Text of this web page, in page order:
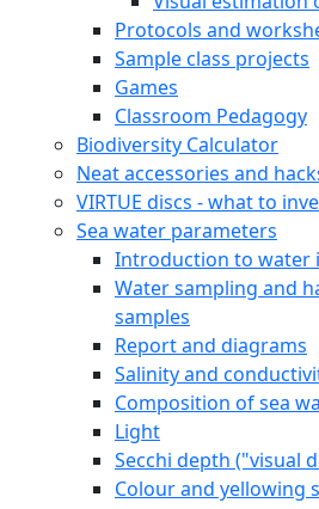
Protocols and
Sample class projects
Games
Classroom Pedagogy
Biodiversity Calculator
Neat accessories and
VIRTUE discs - what to
Sea water parameters
Introduction to water
Water sampling and
samples
Report and diagrams
Salinity and
Composition of sea
Light
Secchi depth ("visual
Colour and yellowing